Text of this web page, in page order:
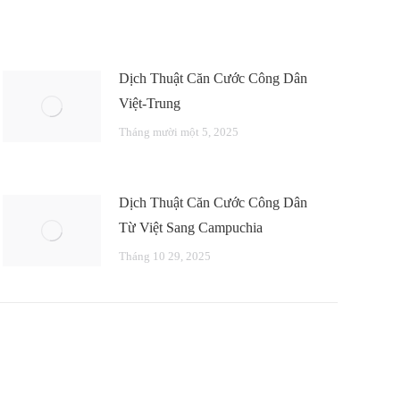
Dịch Thuật Căn Cước Công Dân
Việt-Trung
Tháng mười một 5, 2025
Dịch Thuật Căn Cước Công Dân
Từ Việt Sang Campuchia
Tháng 10 29, 2025